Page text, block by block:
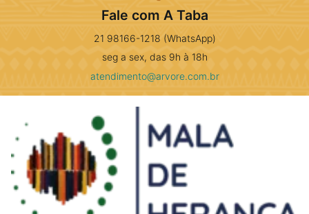
Fale com A Taba
21 98166-1218 (WhatsApp)
seg a sex, das 9h à 18h
atendimento@arvore.com.br